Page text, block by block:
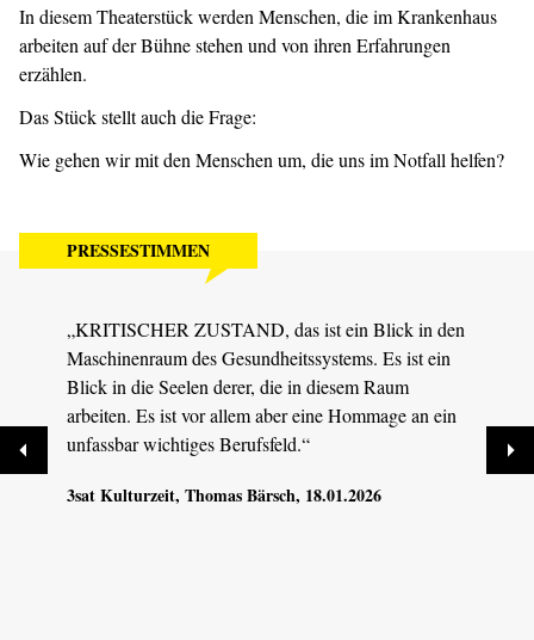
In diesem Theaterstück werden Menschen, die im Krankenhaus
arbeiten auf der Bühne stehen und von ihren Erfahrungen
erzählen.
Das Stück stellt auch die Frage:
Wie gehen wir mit den Menschen um, die uns im Notfall helfen?
PRESSESTIMMEN
„KRITISCHER ZUSTAND, das ist ein Blick in den
Maschinenraum des Gesundheitssystems. Es ist ein
Blick in die Seelen derer, die in diesem Raum
arbeiten. Es ist vor allem aber eine Hommage an ein
unfassbar wichtiges Berufsfeld.“
3sat Kulturzeit, Thomas Bärsch, 18.01.2026